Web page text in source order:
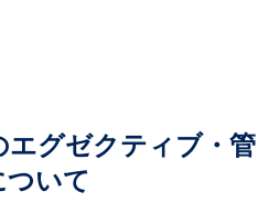
エグゼクティブ・管
ついて